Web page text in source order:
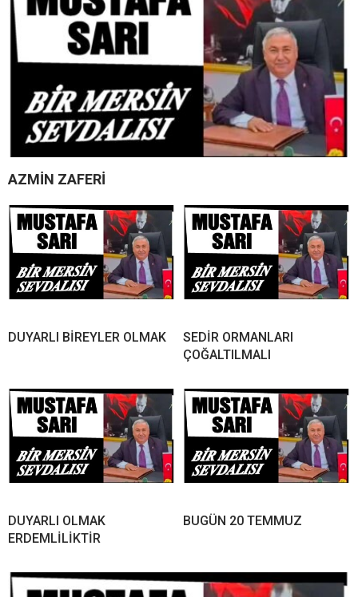
AZMİN ZAFERİ
DUYARLI BİREYLER OLMAK
SEDİR ORMANLARI
ÇOĞALTILMALI
DUYARLI OLMAK
ERDEMLİLİKTİR
BUGÜN 20 TEMMUZ